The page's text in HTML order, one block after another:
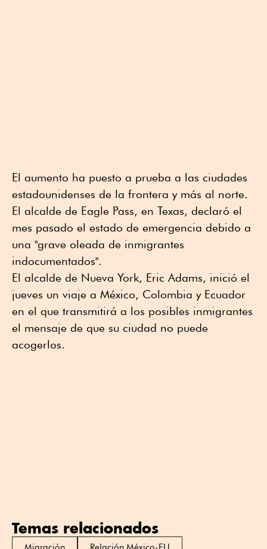
El aumento ha puesto a prueba a las ciudades
estadounidenses de la frontera y más al norte.
El alcalde de Eagle Pass, en Texas, declaró el
mes pasado el estado de emergencia debido a
una "grave oleada de inmigrantes
indocumentados".
El alcalde de Nueva York, Eric Adams, inició el
jueves un viaje a México, Colombia y Ecuador
en el que transmitirá a los posibles inmigrantes
el mensaje de que su ciudad no puede
acogerlos.
Temas relacionados